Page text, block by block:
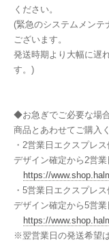
ください。
(緊急のシステムメンテ
ございます。
発送時期より大幅に遅
す。)
◆お急ぎでご必要な場
商品とあわせてご購入
・2営業日エクスプ
デザイン確定から2営業
https://
・5営業日エクスプ
デザイン確定から5営業
https://
※翌営業日の発送希望